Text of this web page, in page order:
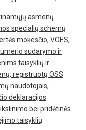
asmenų
specialių schemų
mokesčio, VOES,
sudarymo ir
taisyklių ir
registruotų OSS
naudotojais,
deklaracijos
bei pridėtinės
taisyklių